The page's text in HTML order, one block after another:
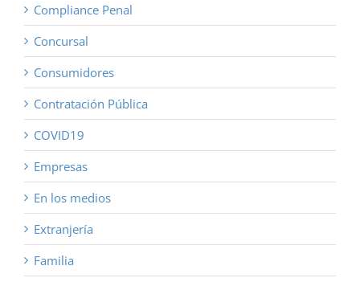
Compliance Penal
Concursal
Consumidores
Contratación Pública
COVID19
Empresas
En los medios
Extranjería
Familia